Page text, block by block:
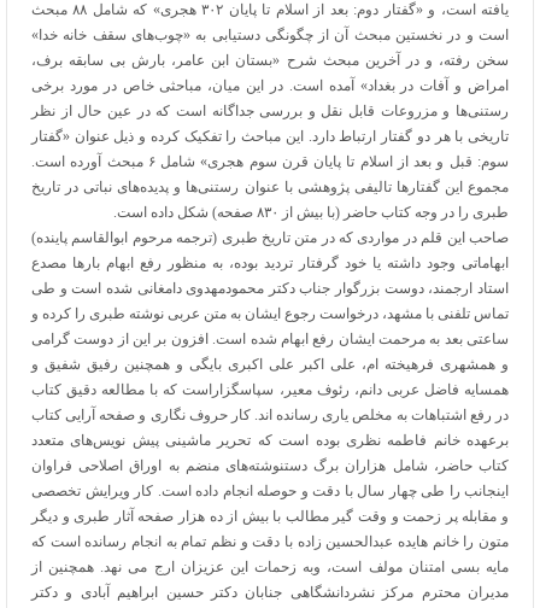
یافته است، و «گفتار دوم: بعد از اسلام تا پایان ۳۰۲ هجری» که شامل ۸۸ مبحث
است و در نخستین مبحث آن از چگونگی دستیابی به «چوب‌های سقف خانه خدا»
سخن رفته، و در آخرین مبحث شرح «بستان ابن عامر، بارش بی سابقه برف،
امراض و آفات در بغداد» آمده است. در این میان، مباحثی خاص در مورد برخی
رستنی‌ها و مزروعات قابل نقل و بررسی جداگانه است که در عین حال از نظر
تاریخی با هر دو گفتار ارتباط دارد. این مباحث را تفکیک کرده و ذیل عنوان «گفتار
سوم: قبل و بعد از اسلام تا پایان قرن سوم هجری» شامل ۶ مبحث آورده است.
مجموع این گفتار‌ها تالیفی پژوهشی با عنوان رستنی‌ها و پدیده‌های نباتی در تاریخ
طبری را در وجه کتاب حاضر (با بیش از ۸۳۰ صفحه) شکل داده است.
صاحب این قلم در مواردی که در متن تاریخ طبری (ترجمه مرحوم ابوالقاسم پاینده)
ابهاماتی وجود داشته یا خود گرفتار تردید بوده، به منظور رفع ابهام بارها مصدع
استاد ارجمند، دوست بزرگوار جناب دکتر محمودمهدوی دامغانی شده است و طی
تماس تلفنی با مشهد، درخواست رجوع ایشان به متن عربی نوشته طبری را کرده و
ساعتی بعد به مرحمت ایشان رفع ابهام شده است. افزون بر این از دوست گرامی
و همشهری فرهیخته ام، علی اکبر علی اکبری بایگی و همچنین رفیق شفیق و
همسایه فاضل عربی دانم، رئوف معیر، سپاسگزاراست که با مطالعه دقیق کتاب
در رفع اشتباهات به مخلص یاری رسانده اند. کار حروف نگاری و صفحه آرایی کتاب
برعهده خانم فاطمه نظری بوده است که تحریر ماشینی پیش نویس‌های متعدد
کتاب حاضر، شامل هزاران برگ دستنوشته‌های منضم به اوراق اصلاحی فراوان
اینجانب را طی چهار سال با دقت و حوصله انجام داده است. کار ویرایش تخصصی
و مقابله پر زحمت و وقت گیر مطالب با بیش از ده هزار صفحه آثار طبری و دیگر
متون را خانم هایده عبدالحسین زاده با دقت و نظم تمام به انجام رسانده است که
مایه بسی امتنان مولف است، وبه زحمات این عزیزان ارج می نهد. همچنین از
مدیران محترم مرکز نشردانشگاهی جنابان دکتر حسین ابراهیم آبادی و دکتر